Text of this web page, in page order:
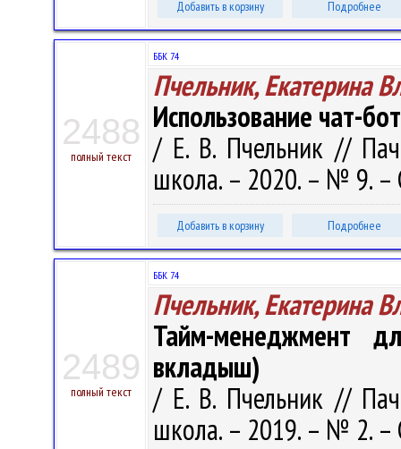
Добавить в корзину Подробнее
2488
полный текст
ББК 74
Пчельник, Екатерина
Использование чат-
/ Е. В. Пчельник //
школа. – 2020. – № 9. –
Добавить в корзину Подробнее
2489
полный текст
ББК 74
Пчельник, Екатерина
Тайм-менеджмент
вкладыш)
/ Е. В. Пчельник //
школа. – 2019. – № 2. –